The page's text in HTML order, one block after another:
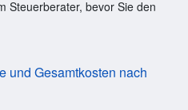
Steuerberater, bevor Sie den
und Gesamtkosten nach